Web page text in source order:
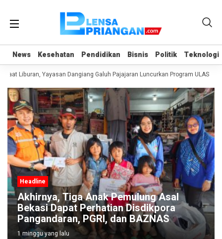
News Kesehatan Pendidikan Bisnis Politik Teknologi
News Kesehatan Pendidikan Bisnis Politik Teknologi
Liburan, Yayasan Dangiang Galuh Pajajaran Luncurkan Program ULAS di
Headline
Akhirnya, Tiga Anak Pemulung Asal
Bekasi Dapat Perhatian Disdikpora
Pangandaran, PGRI, dan BAZNAS
1 minggu yang lalu